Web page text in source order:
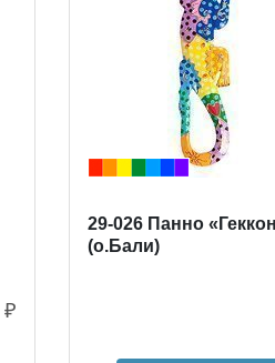
₽
29-026 Панно
(о.Бали)